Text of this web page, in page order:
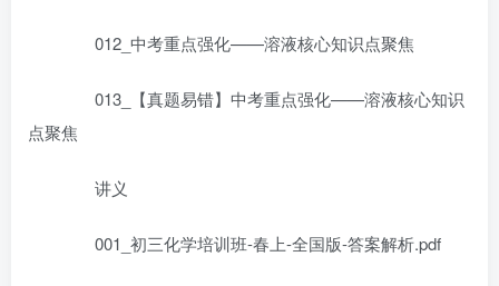
012_中考重点强化——溶液核心知识点聚焦
013_【真题易错】中考重点强化——溶液核心知识
点聚焦
讲义
001_初三化学培训班-春上-全国版-答案解析.pdf